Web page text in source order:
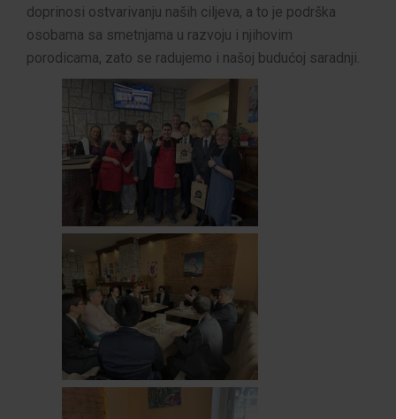
doprinosi ostvarivanju naših ciljeva, a to je podrška
osobama sa smetnjama u razvoju i njihovim
porodicama, zato se radujemo i našoj budućoj saradnji.